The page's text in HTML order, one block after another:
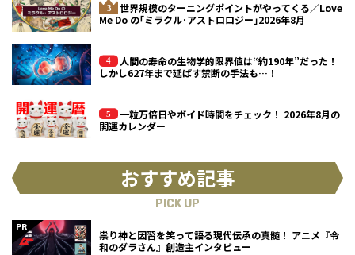
世界規模のターニングポイントがやってくる／Love
Me Do の｢ミラクル･アストロロジー｣2026年8月
人間の寿命の生物学的限界値は“約190年”だった！
しかし627年まで延ばす禁断の手法も…！
一粒万倍日やボイド時間をチェック！ 2026年8月の
開運カレンダー
おすすめ記事
PICK UP
祟り神と因習を笑って語る現代伝承の真髄！ アニメ『令
和のダラさん』創造主インタビュー